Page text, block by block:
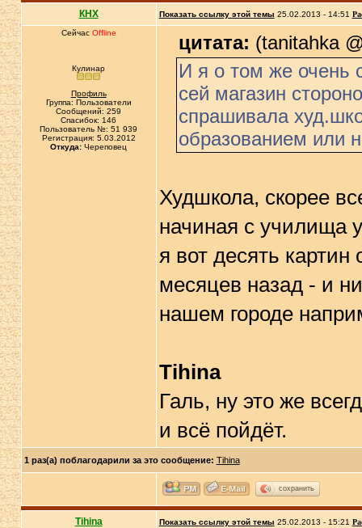
КНХ Показать ссылку этой темы 25.02.2013 - 14:51
Сейчас Offline
Кулинар
Профиль
Группа: Пользователи
Сообщений: 259
Спасибок: 146
Пользователь №: 51 939
Регистрация: 5.03.2012
Откуда: Череповец
цитата: (tanitahka
И я о том же очень
сей магазин
спрашивала
образованием или
Худшкола, скорее
начиная с училища
я вот десять
месяцев назад - и
нашем городе
Tihina
Галь, ну это же
и всё пойдёт.
1 раз(а) поблагодарили за это сообщение: Tihina
сохранить
Tihina Показать ссылку этой темы 25.02.2013 - 15:21